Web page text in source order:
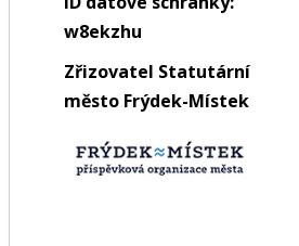
w8ekzhu
Zřizovatel Statutární
město Frýdek-Místek